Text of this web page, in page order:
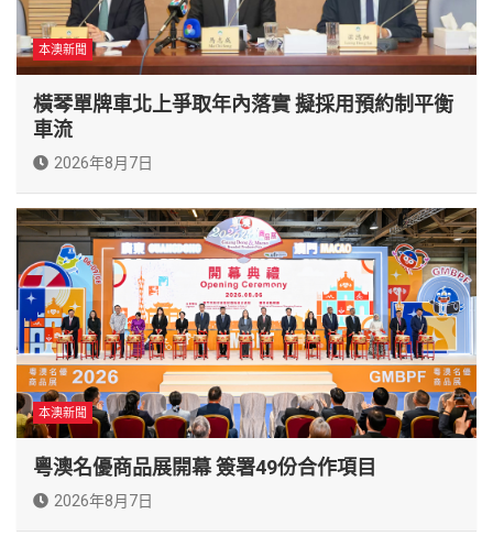
本澳新聞
橫琴單牌車北上爭取年內落實 擬採用預約制平衡
車流
2026年8月7日
本澳新聞
粵澳名優商品展開幕 簽署49份合作項目
2026年8月7日